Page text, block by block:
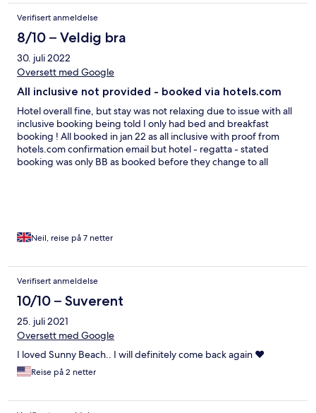
in front of the guests to ask them if something is missing from
the room, especially if you as a guests haven't caused any issues
during your stay. I'm the most introverted and quiet person who
goes on holidays just for some peaceful time, not a
troublemaker. Before i left in fact i even cleaned what i could in
my room, stripped the bed and left a tip for the housekeeper. I
only to me, he waited the other guests to walk out before
making the call. There was another interaction with him a few
days before check-out where he assumed I'm not a guest in
there, confusions are normal, but his approach was rude...You
simply can't provide this kind of front of house service...
Verifisert anmeldelse
8/10 – Veldig bra
30. juli 2022
Oversett med Google
All inclusive not provided - booked via hotels.com
Hotel overall fine, but stay was not relaxing due to issue with all
inclusive booking being told I only had bed and breakfast
booking ! All booked in jan 22 as all inclusive with proof from
hotels.com confirmation email but hotel - regatta - stated
booking was only BB as booked before they change to all
put in a corner room at the side of the building Felt like it was
corner? Avoid room 202
Neil, reise på 7 netter
Verifisert anmeldelse
10/10 – Suverent
25. juli 2021
Oversett med Google
I loved Sunny Beach.. I will definitely come back again ❤️
Reise på 2 netter